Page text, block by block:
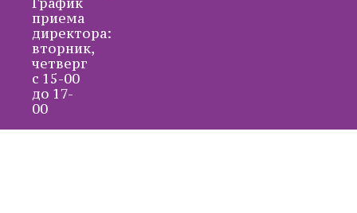
приема
директора:
вторник,
четверг
с 15-00
до 17-
00